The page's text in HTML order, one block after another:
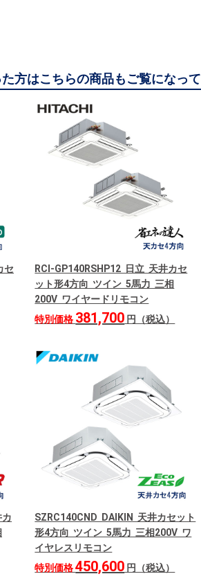
方はこちらの商品もご覧になっ
セ
RCI-GP140RSHP12 日立 天井カセ
ット形4方向 ツイン 5馬力 三相
200V ワイヤードリモコン
特別価格 381,700 円（税込）
SZRC140CND DAIKIN 天井カセット
形4方向 ツイン 5馬力 三相200V ワ
イヤレスリモコン
特別価格450,600 円（税込）